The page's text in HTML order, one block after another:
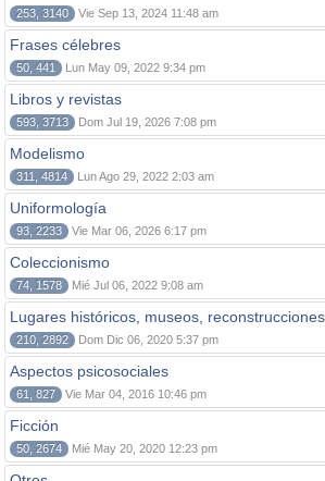
253, 3140 Vie Sep 13, 2024 11:48 am
Frases célebres
50, 441 Lun May 09, 2022 9:34 pm
Libros y revistas
593, 3713 Dom Jul 19, 2026 7:08 pm
Modelismo
311, 4814 Lun Ago 29, 2022 2:03 am
Uniformología
93, 2233 Vie Mar 06, 2026 6:17 pm
Coleccionismo
74, 1578 Mié Jul 06, 2022 9:08 am
Lugares históricos, museos, reconstrucciones
210, 2892 Dom Dic 06, 2020 5:37 pm
Aspectos psicosociales
61, 827 Vie Mar 04, 2016 10:46 pm
Ficción
50, 2674 Mié May 20, 2020 12:23 pm